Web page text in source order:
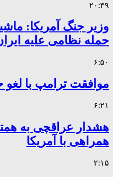
۲۰:۳۹
وزیر جنگ آمریکا:
حمله نظامی علیه
۶:۵۰
موافقت ترامپ با لغو
۶:۲۱
هشدار عراقچی به
همراهی با آمریکا
۲:۱۵